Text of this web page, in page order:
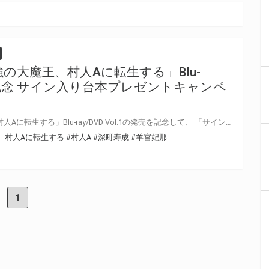
大魔王、村人Aに転生する」Blu-
サイン入り台本プレゼントキャンペ
村人Aに転生する #村人A #深町寿成 #羊宮妃那
1